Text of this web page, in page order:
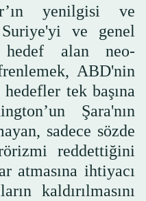
yenilgisi ve
ve genel
hedef alan neo-
ABD'nin
tek başına
Şara'nın
sadece sözde
reddettiğini
atmasına ihtiyacı
kaldırılmasını